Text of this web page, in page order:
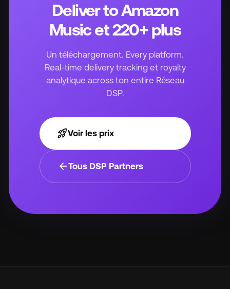
Deliver to Amazon
Music et 220+ plus
Un téléchargement. Every platform.
Real-time delivery tracking et royalty
analytique across ton entire Réseau
DSP.
rocket_launchVoir les prix
arrow_backTous DSP Partners